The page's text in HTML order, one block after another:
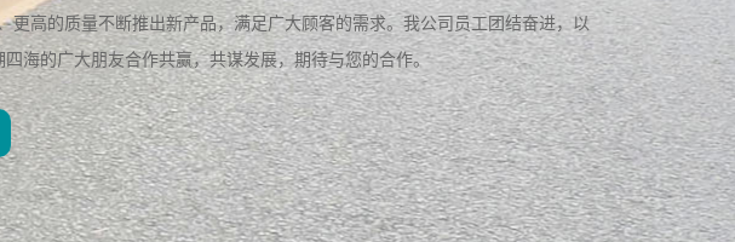
栏 河南铁艺门 河南铝艺门
高的质量不断推出新产品，满足广大顾客的需求。我公司员工团结奋进，以
海的广大朋友合作共赢，共谋发展，期待与您的合作。